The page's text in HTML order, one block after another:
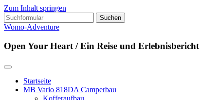
Zum Inhalt springen
Suchen
nach:
Womo-Adventure
Open Your Heart / Ein Reise und Erlebnisbericht
Startseite
MB Vario 818DA Camperbau